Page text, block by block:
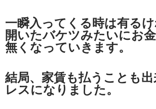
一瞬入ってくる時は有る
開いたバケツみたいにお
無くなっていきます。
結局、家賃も払うことも
レスになりました。